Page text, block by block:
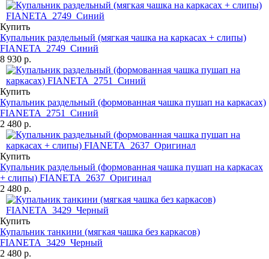
Купить
Купальник раздельный (мягкая чашка на каркасах + слипы)
FIANETA_2749_Синий
8 930 р.
Купить
Купальник раздельный (формованная чашка пушап на каркасах)
FIANETA_2751_Синий
2 480 р.
Купить
Купальник раздельный (формованная чашка пушап на каркасах
+ слипы) FIANETA_2637_Оригинал
2 480 р.
Купить
Купальник танкини (мягкая чашка без каркасов)
FIANETA_3429_Черный
2 480 р.